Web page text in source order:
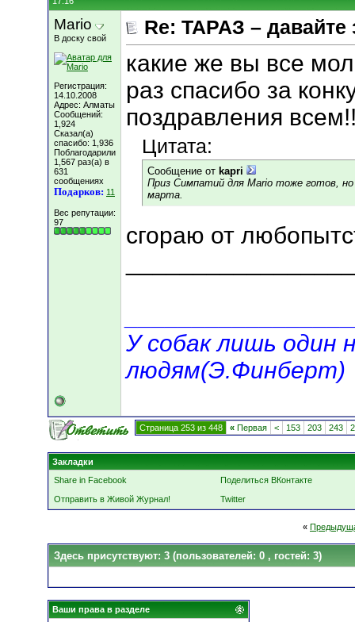
Mario
В доску свой
Регистрация:
14.10.2008
Адрес: Алматы
Сообщений:
1,924
Сказал(а)
спасибо: 1,936
Поблагодарили
1,567 раз(а) в
631
сообщениях
Подарков: 11
Вес репутации:
97
Re: ТАРАЗ – давайте
какие же вы все
раз спасибо за
поздравления
Цитата:
Сообщение от kapri
Приз Симпатий для Mario тоже готов,
марта.
сгораю от
У собак лишь один
людям(Э.Финберт)
Страница 253 из 448 « Первая < 153 203 243
Закладки
Share in Facebook
Поделиться ВКонтакте
Отправить в Живой Журнал!
Twitter
«
Здесь присутствуют: 3 (пользователей: 0 , гостей: 3)
Ваши права в разделе